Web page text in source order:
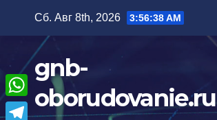
содержимому
Сб. Авг 8th, 2026 3:56:38 AM
gnb-
oborudovanie.ru
W